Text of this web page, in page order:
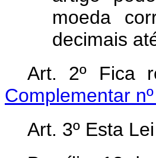
moeda
decimais
Art. 2º Fica
Complementar
Art. 3º Esta